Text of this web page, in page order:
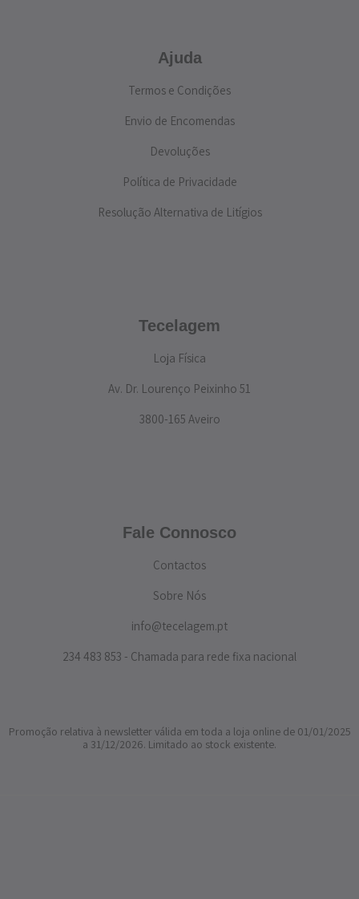
Ajuda
Termos e Condições
Envio de Encomendas
Devoluções
Política de Privacidade
Resolução Alternativa de Litígios
Tecelagem
Loja Física
Av. Dr. Lourenço Peixinho 51
3800-165 Aveiro
Fale Connosco
Contactos
Sobre Nós
info@tecelagem.pt
234 483 853 - Chamada para rede fixa nacional
Promoção relativa à newsletter válida em toda a loja online de 01/01/2025
a 31/12/2026. Limitado ao stock existente.